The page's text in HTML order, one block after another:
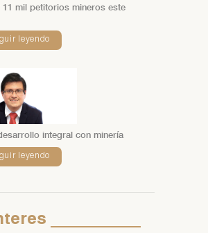
mil petitorios mineros este
leyendo
integral con minería
leyendo